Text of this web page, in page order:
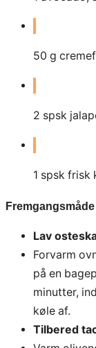
50 g
2 spsk
1 spsk frisk
Fremgangsmåde
Lav
Forvarm
på en
minutter,
køle af.
Tilbered